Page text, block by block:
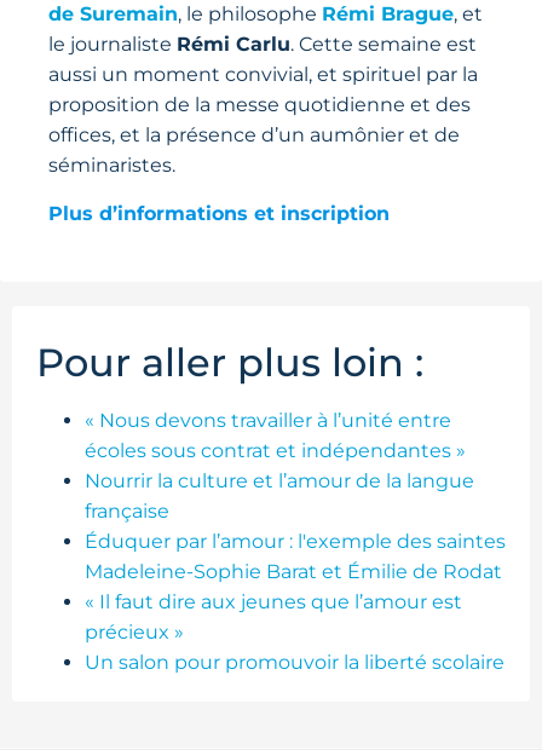
de Suremain, le philosophe Rémi Brague, et
le journaliste Rémi Carlu. Cette semaine est
aussi un moment convivial, et spirituel par la
proposition de la messe quotidienne et des
offices, et la présence d’un aumônier et de
séminaristes.
Plus d’informations et inscription
Pour aller plus loin :
« Nous devons travailler à l’unité entre
écoles sous contrat et indépendantes »
Nourrir la culture et l’amour de la langue
française
Éduquer par l’amour : l'exemple des saintes
Madeleine-Sophie Barat et Émilie de Rodat
« Il faut dire aux jeunes que l’amour est
précieux »
Un salon pour promouvoir la liberté scolaire